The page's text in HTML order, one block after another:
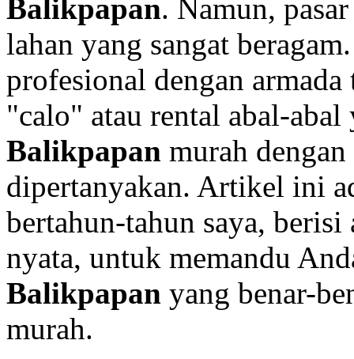
Balikpapan. Namun,
lahan yang sangat
profesional dengan
"calo" atau rental abal-
Balikpapan murah
dipertanyakan. Artikel ini
bertahun-tahun saya,
nyata, untuk memandu
Balikpapan yang benar-
murah.